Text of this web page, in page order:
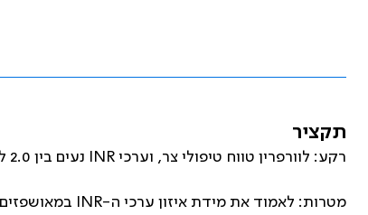
תקציר
רקע: לוורפרין טווח טיפולי צר, וערכיINR נעים בין 2.0 ל-3.0. על פי ניסיוננו, איזון רמות ה-
מטרות: לאמוד את מידת איזון ערכי ה-INR